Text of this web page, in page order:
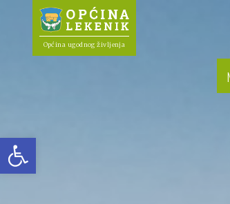
Open toolbar
Općina ugodnog življenja